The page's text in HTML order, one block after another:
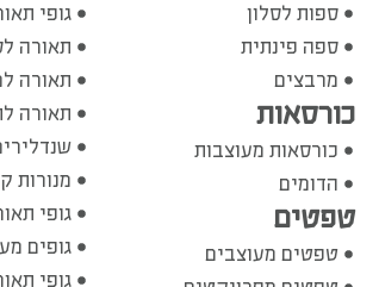
ספות לסלון
ספה פינתית
מרבצים
כורסאות
כורסאות מעוצבות
הדומים
טפטים
טפטים מעוצבים
גופי
תאורה
תאורה
תאורה
מנורות
גופי
גופים
גופי